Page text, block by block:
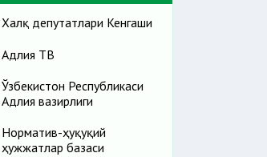
Халқ депутатлари Кенгаши
Адлия ТВ
Ўзбекистон Республикаси
Адлия вазирлиги
Норматив-ҳуқуқий
ҳужжатлар базаси